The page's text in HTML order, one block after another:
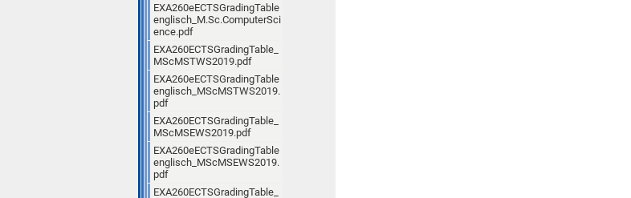
EXA260eECTSGradingTable
englisch_M.Sc.ComputerSci
ence.pdf
EXA260ECTSGradingTable_
MScMSTWS2019.pdf
EXA260eECTSGradingTable
englisch_MScMSTWS2019.
pdf
EXA260ECTSGradingTable_
MScMSEWS2019.pdf
EXA260eECTSGradingTable
englisch_MScMSEWS2019.
pdf
EXA260ECTSGradingTable_